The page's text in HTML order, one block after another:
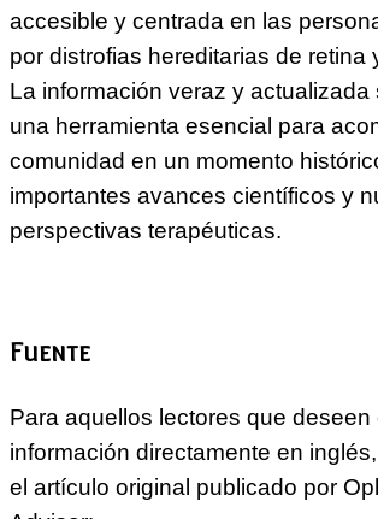
accesible y centrada en las
por distrofias hereditarias de retina
La información veraz y actualizada
una herramienta esencial para
comunidad en un momento
importantes avances científicos y
perspectivas terapéuticas.
Fuente
Para aquellos lectores que deseen
información directamente en
el artículo original publicado por